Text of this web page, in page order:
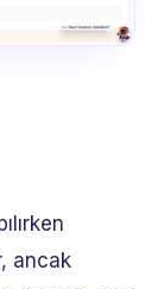
ancak